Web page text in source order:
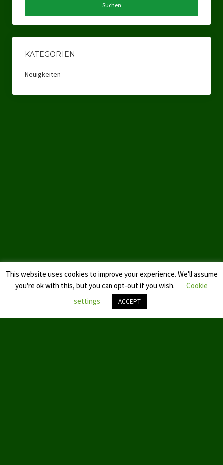
KATEGORIEN
Neuigkeiten
This website uses cookies to improve your experience. We'll assume
you're ok with this, but you can opt-out if you wish.
Cookie
settings
ACCEPT